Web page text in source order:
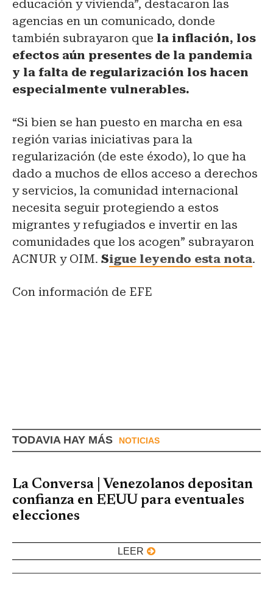
educación y vivienda”, destacaron las
agencias en un comunicado, donde
también subrayaron que la inflación, los
efectos aún presentes de la pandemia
y la falta de regularización los hacen
especialmente vulnerables.
“Si bien se han puesto en marcha en esa
región varias iniciativas para la
regularización (de este éxodo), lo que ha
dado a muchos de ellos acceso a derechos
y servicios, la comunidad internacional
necesita seguir protegiendo a estos
migrantes y refugiados e invertir en las
comunidades que los acogen” subrayaron
ACNUR y OIM. Sigue leyendo esta nota.
Con información de EFE
TODAVIA HAY MÁS NOTICIAS
La Conversa | Venezolanos depositan
confianza en EEUU para eventuales
elecciones
LEER